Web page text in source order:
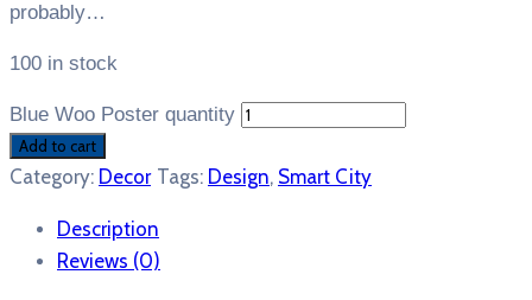
probably…
100 in stock
Blue Woo Poster quantity
Add to cart
Category: Decor Tags: Design, Smart City
Description
Reviews (0)